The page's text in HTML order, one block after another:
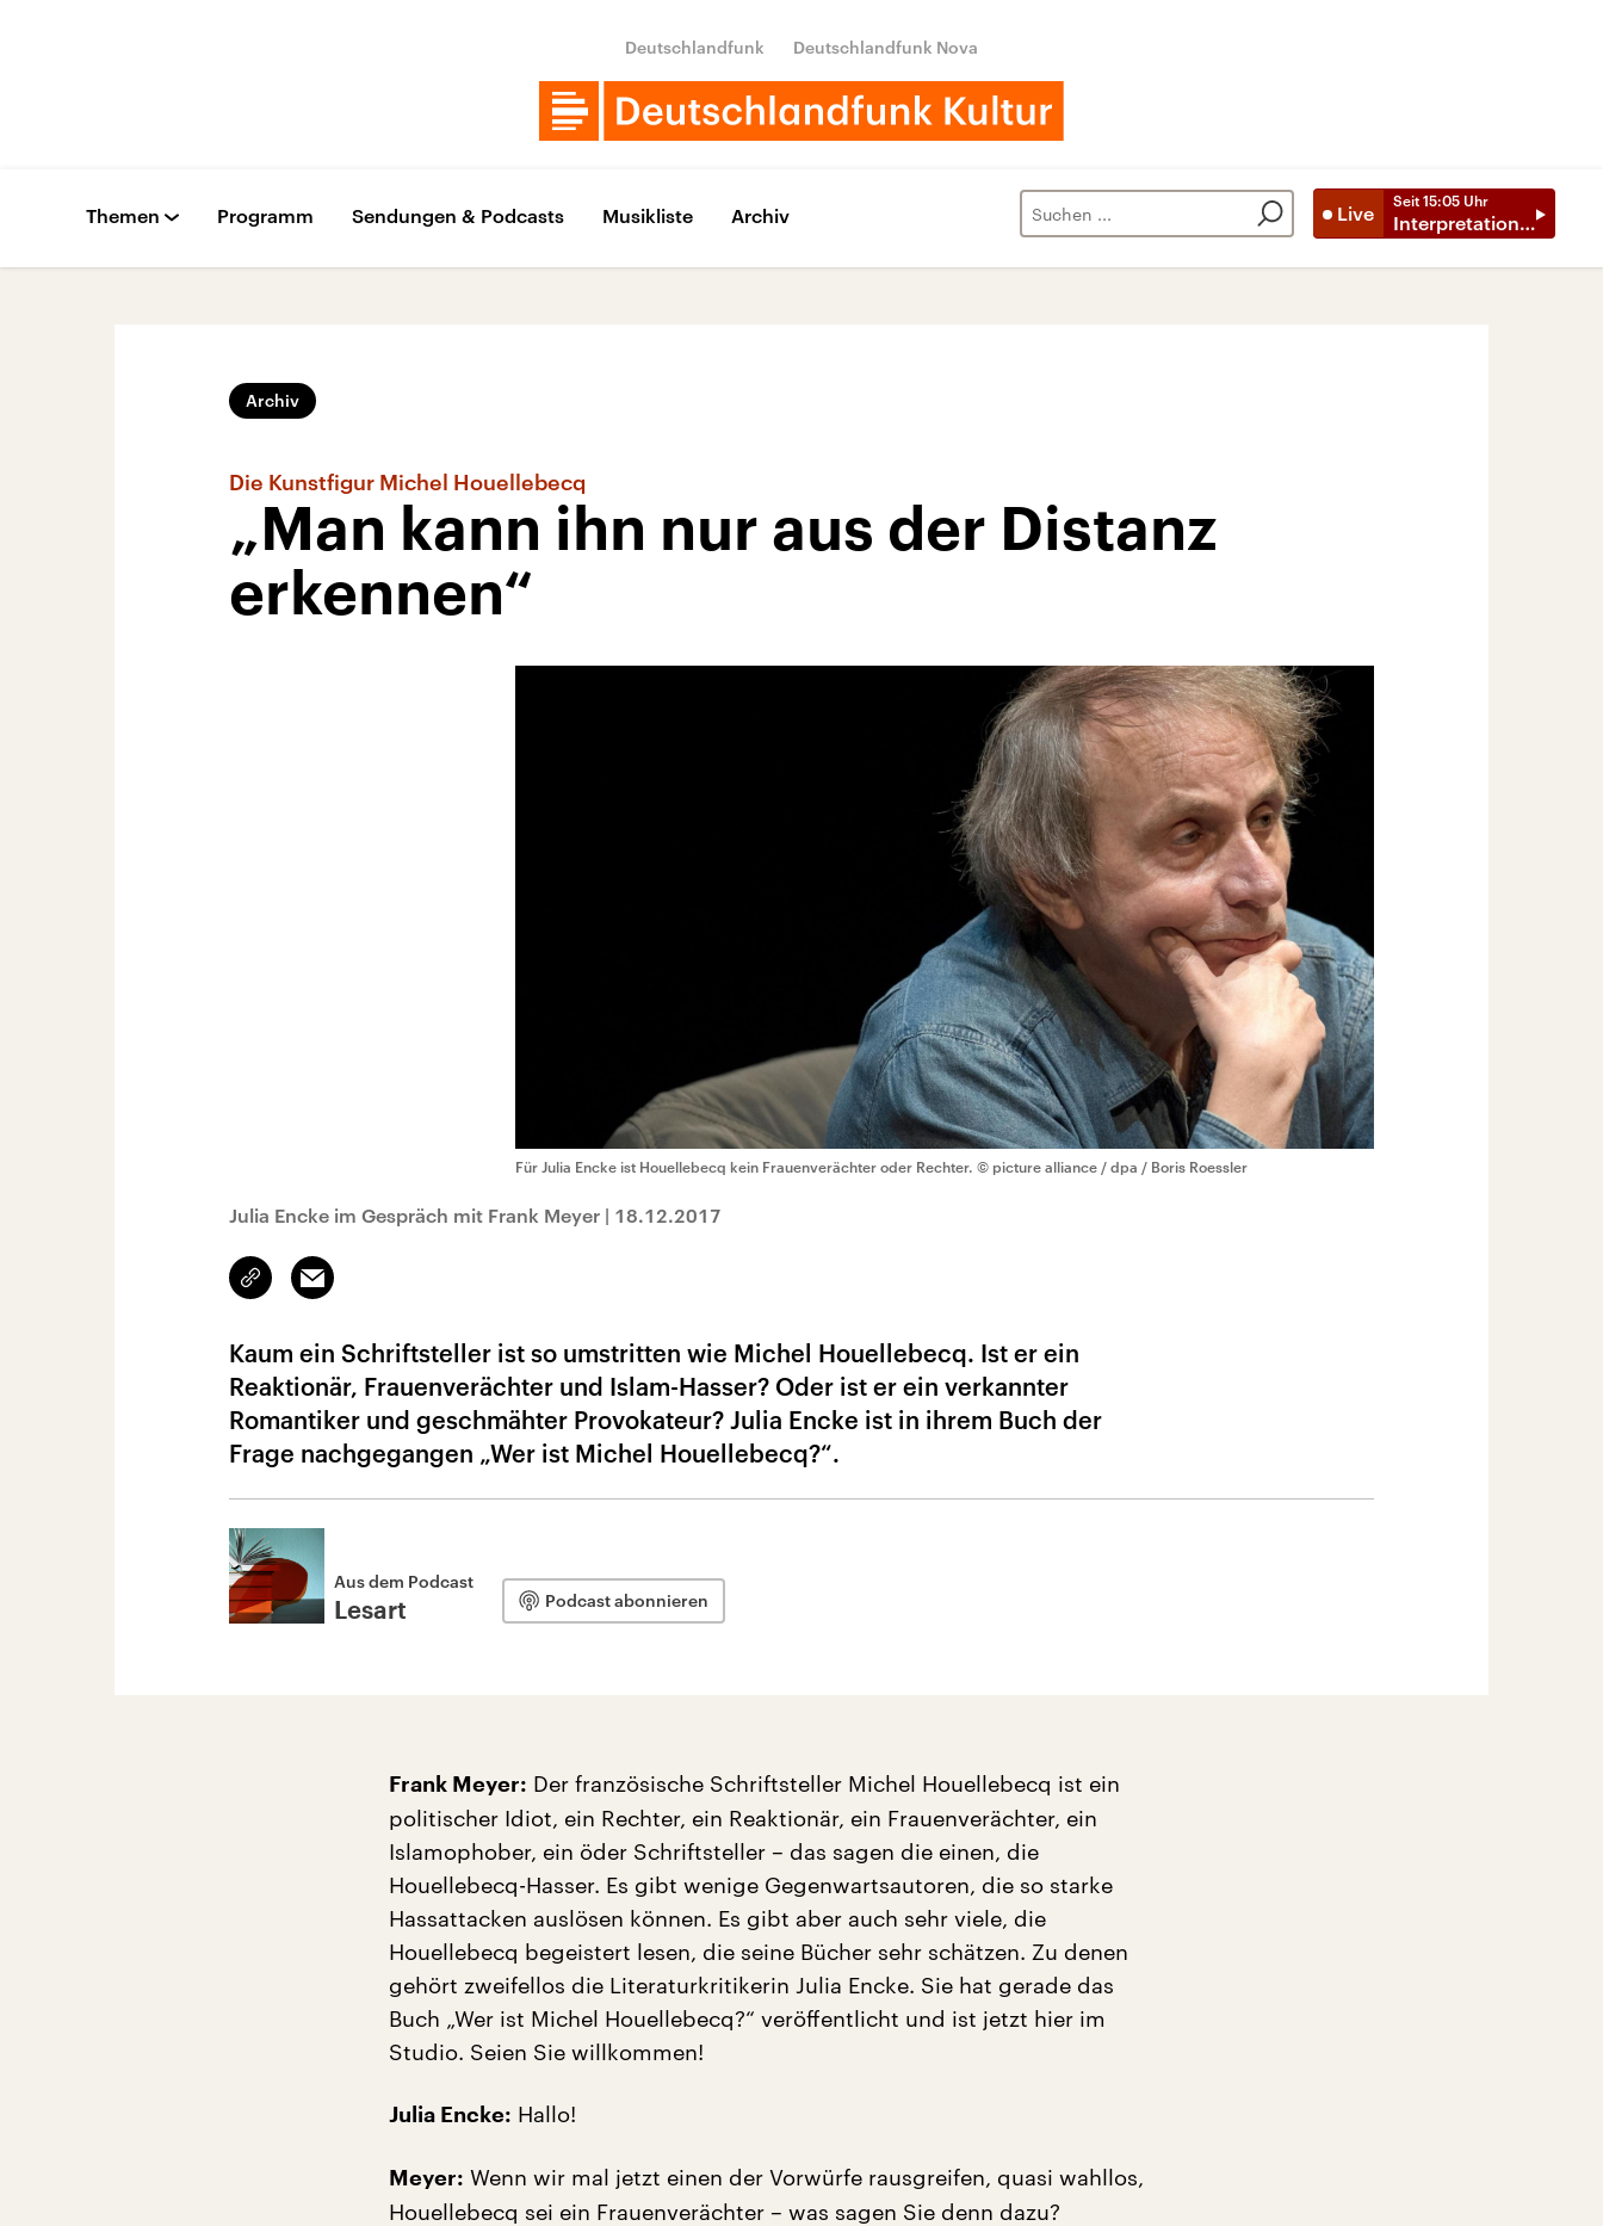
Deutschlandfunk Deutschlandfunk Nova
Live
Seit 15:05 Uhr
Interpretationen
Themen Programm Sendungen & Podcasts Musikliste Archiv
Archiv
Die Kunstfigur Michel Houellebecq
„Man kann ihn nur aus der Distanz
erkennen“
Für Julia Encke ist Houellebecq kein Frauenverächter oder Rechter. © picture alliance / dpa / Boris Roessler
Julia Encke im Gespräch mit Frank Meyer | 18.12.2017
Link
kopieren/teilen
Email
Kaum ein Schriftsteller ist so umstritten wie Michel Houellebecq. Ist er ein
Reaktionär, Frauenverächter und Islam-Hasser? Oder ist er ein verkannter
Romantiker und geschmähter Provokateur? Julia Encke ist in ihrem Buch der
Frage nachgegangen „Wer ist Michel Houellebecq?“.
Aus dem Podcast
Lesart Podcast abonnieren
Frank Meyer: Der französische Schriftsteller Michel Houellebecq ist ein
politischer Idiot, ein Rechter, ein Reaktionär, ein Frauenverächter, ein
Islamophober, ein öder Schriftsteller – das sagen die einen, die
Houellebecq-Hasser. Es gibt wenige Gegenwartsautoren, die so starke
Hassattacken auslösen können. Es gibt aber auch sehr viele, die
Houellebecq begeistert lesen, die seine Bücher sehr schätzen. Zu denen
gehört zweifellos die Literaturkritikerin Julia Encke. Sie hat gerade das
Buch „Wer ist Michel Houellebecq?“ veröffentlicht und ist jetzt hier im
Studio. Seien Sie willkommen!
Julia Encke: Hallo!
Meyer: Wenn wir mal jetzt einen der Vorwürfe rausgreifen, quasi wahllos,
Houellebecq sei ein Frauenverächter – was sagen Sie denn dazu?